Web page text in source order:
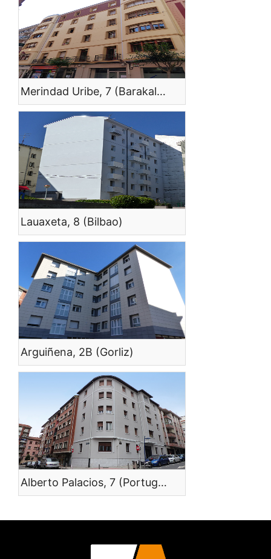
Merindad Uribe, 7 (Barakaldo)
Lauaxeta, 8 (Bilbao)
Arguiñena, 2B (Gorliz)
Alberto Palacios, 7 (Portugalete)